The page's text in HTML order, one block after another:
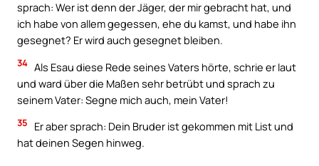
sprach: Wer ist denn der Jäger, der mir gebracht hat, und
ich habe von allem gegessen, ehe du kamst, und habe ihn
gesegnet? Er wird auch gesegnet bleiben.
34 Als Esau diese Rede seines Vaters hörte, schrie er laut
und ward über die Maßen sehr betrübt und sprach zu
seinem Vater: Segne mich auch, mein Vater!
35
Er aber sprach: Dein Bruder ist gekommen mit List und
hat deinen Segen hinweg.